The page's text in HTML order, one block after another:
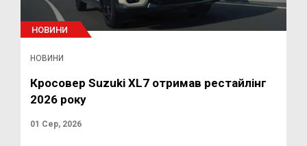
НОВИНИ
НОВИНИ
Кросовер Suzuki XL7 отримав рестайлінг
2026 року
01 Сер, 2026